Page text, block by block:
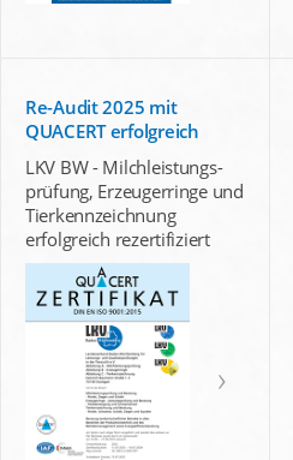
Re-Audit 2025 mit
QUACERT erfolgreich
LKV BW - Milchleistungs-
prüfung, Erzeugerringe und
Tierkennzeichnung
erfolgreich rezertifiziert